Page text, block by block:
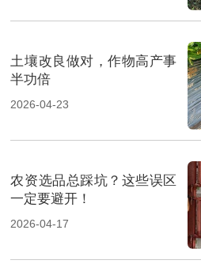
土壤改良做对，作物高产事
半功倍
2026-04-23
农资选品总踩坑？这些误区
一定要避开！
2026-04-17